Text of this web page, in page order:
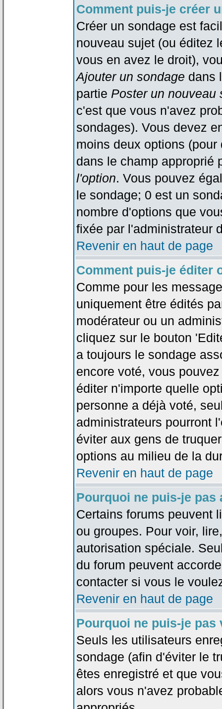
Comment puis-je créer
Créer un sondage est
nouveau sujet (ou éditez
vous en avez le droit),
Ajouter un sondage dans
partie Poster un nouveau
c'est que vous n'avez
sondages). Vous devez
moins deux options
dans le champ
l'option. Vous pouvez
le sondage; 0 est un
nombre d'options que
fixée par l'administrateur
Revenir en haut de page
Comment puis-je éditer
Comme pour les
uniquement être édités
modérateur ou un
cliquez sur le bouton
a toujours le sondage
encore voté, vous
éditer n'importe quelle
personne a déjà voté,
administrateurs pourront
éviter aux gens de
options au milieu de la
Revenir en haut de page
Pourquoi ne puis-je pas
Certains forums peuvent
ou groupes. Pour voir,
autorisation spéciale.
du forum peuvent
contacter si vous le
Revenir en haut de page
Pourquoi ne puis-je pas
Seuls les utilisateurs
sondage (afin d'éviter le
êtes enregistré et que
alors vous n'avez